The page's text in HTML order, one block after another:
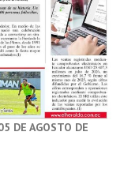
DE AGOSTO DE